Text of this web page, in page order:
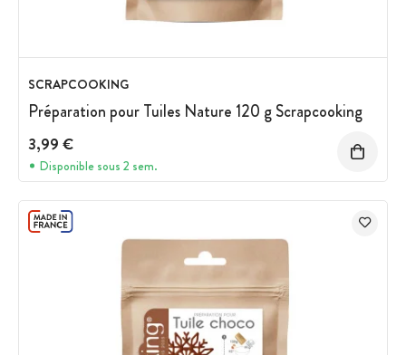
SCRAPCOOKING
Préparation pour Tuiles Nature 120 g Scrapcooking
3,99 €
Disponible sous 2 sem.